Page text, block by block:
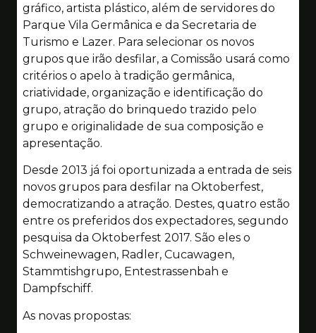
gráfico, artista plástico, além de servidores do
Parque Vila Germânica e da Secretaria de
Turismo e Lazer. Para selecionar os novos
grupos que irão desfilar, a Comissão usará como
critérios o apelo à tradição germânica,
criatividade, organização e identificação do
grupo, atração do brinquedo trazido pelo
grupo e originalidade de sua composição e
apresentação.
Desde 2013 já foi oportunizada a entrada de seis
novos grupos para desfilar na Oktoberfest,
democratizando a atração. Destes, quatro estão
entre os preferidos dos expectadores, segundo
pesquisa da Oktoberfest 2017. São eles o
Schweinewagen, Radler, Cucawagen,
Stammtishgrupo, Entestrassenbah e
Dampfschiff.
As novas propostas: